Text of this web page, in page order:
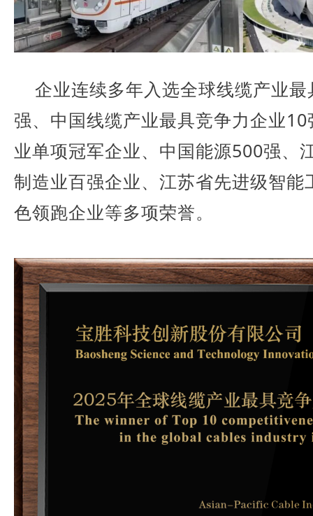
企业连续多年入选全球线缆产业
强、中国线缆产业最具竞争力企业
业单项冠军企业、中国能源500强、
制造业百强企业、江苏省先进级智能
色领跑企业等多项荣誉。